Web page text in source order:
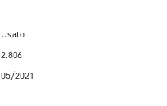
Usato
2.806
05/2021